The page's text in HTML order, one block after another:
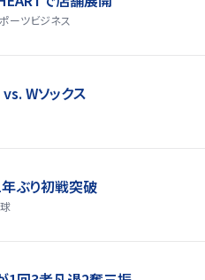
ーツビジネス
vs. Wソックス
ぶり初戦突破